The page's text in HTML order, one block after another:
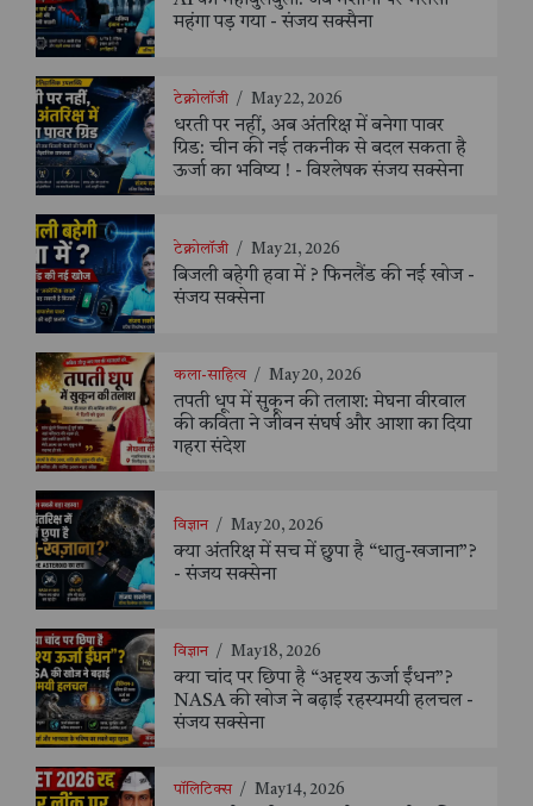
महंगा पड़ गया - संजय सक्सैना
टेक्नोलॉजी / May 22, 2026
धरती पर नहीं, अब अंतरिक्ष में बनेगा पावर
ग्रिड: चीन की नई तकनीक से बदल सकता है
ऊर्जा का भविष्य ! - विश्लेषक संजय सक्सेना
टेक्नोलॉजी / May 21, 2026
बिजली बहेगी हवा में ? फिनलैंड की नई खोज -
संजय सक्सेना
कला-साहित्य / May 20, 2026
तपती धूप में सुकून की तलाश: मेघना वीरवाल
की कविता ने जीवन संघर्ष और आशा का दिया
गहरा संदेश
विज्ञान / May 20, 2026
क्या अंतरिक्ष में सच में छुपा है “धातु-खजाना”?
- संजय सक्सेना
विज्ञान / May 18, 2026
क्या चांद पर छिपा है “अदृश्य ऊर्जा ईंधन”?
NASA की खोज ने बढ़ाई रहस्यमयी हलचल -
संजय सक्सेना
पॉलिटिक्स / May 14, 2026